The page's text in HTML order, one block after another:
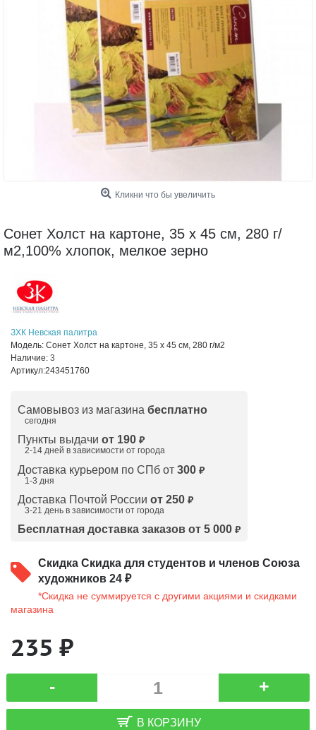
Кликни что бы увеличить
Сонет Холст на картоне, 35 х 45 см, 280 г/
м2,100% хлопок, мелкое зерно
ЗХК Невская палитра
Модель: Сонет Холст на картоне, 35 х 45 см, 280 г/м2
Наличие: 3
Артикул:243451760
Самовывоз из магазина бесплатно
сегодня
Пункты выдачи от 190 ₽
2-14 дней в зависимости от города
Доставка курьером по СПб от 300 ₽
1-3 дня
Доставка Почтой России от 250 ₽
3-21 день в зависимости от города
Бесплатная доставка заказов от 5 000 ₽
Скидка Скидка для студентов и членов Союза
художников 24 ₽
*Скидка не суммируется с другими акциями и скидками
магазина
235 ₽
- +
В КОРЗИНУ